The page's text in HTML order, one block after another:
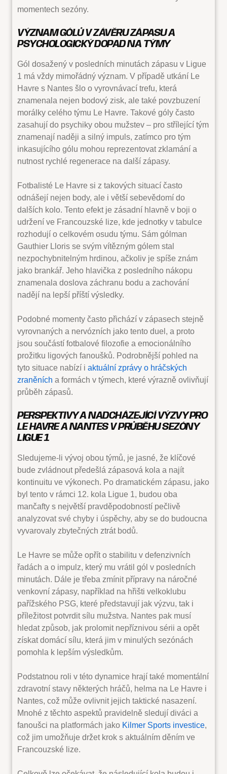
momentech sezóny.
VÝZNAM GÓLŮ V ZÁVĚRU ZÁPASU A
PSYCHOLOGICKÝ DOPAD NA TÝMY
Gól dosažený v posledních minutách zápasu v Ligue
1 má vždy mimořádný význam. V případě utkání Le
Havre s Nantes šlo o vyrovnávací trefu, která
znamenala nejen bodový zisk, ale také povzbuzení
morálky celého týmu Le Havre. Takové góly často
zasahují do psychiky obou mužstev – pro střílející tým
znamenají naději a silný impuls, zatímco pro tým
inkasujícího gólu mohou reprezentovat zklamání a
nutnost rychlé regenerace na další zápasy.
Fotbalisté Le Havre si z takových situací často
odnášejí nejen body, ale i větší sebevědomí do
dalších kolo. Tento efekt je zásadní hlavně v boji o
udržení ve Francouzské lize, kde jednotky v tabulce
rozhodují o celkovém osudu týmu. Sám gólman
Gauthier Lloris se svým vítězným gólem stal
nezpochybnitelným hrdinou, ačkoliv je spíše znám
jako brankář. Jeho hlavička z posledního nákopu
znamenala doslova záchranu bodu a zachování
nadějí na lepší příští výsledky.
Podobné momenty často přichází v zápasech stejně
vyrovnaných a nervózních jako tento duel, a proto
jsou součástí fotbalové filozofie a emocionálního
prožitku ligových fanoušků. Podrobnější pohled na
tyto situace nabízí i aktuální zprávy o hráčských
zraněních a formách v týmech, které výrazně ovlivňují
průběh zápasů.
PERSPEKTIVY A NADCHÁZEJÍCÍ VÝZVY PRO
LE HAVRE A NANTES V PRŮBĚHU SEZÓNY
LIGUE 1
Sledujeme-li vývoj obou týmů, je jasné, že klíčové
bude zvládnout předešlá zápasová kola a najít
kontinuitu ve výkonech. Po dramatickém zápasu, jako
byl tento v rámci 12. kola Ligue 1, budou oba
mančafty s největší pravděpodobností pečlivě
analyzovat své chyby i úspěchy, aby se do budoucna
vyvarovaly zbytečných ztrát bodů.
Le Havre se může opřít o stabilitu v defenzivních
řadách a o impulz, který mu vrátil gól v posledních
minutách. Dále je třeba zmínit přípravy na náročné
venkovní zápasy, například na hřišti velkoklubu
pařížského PSG, které představují jak výzvu, tak i
příležitost potvrdit sílu mužstva. Nantes pak musí
hledat způsob, jak prolomit nepříznivou sérii a opět
získat domácí sílu, která jim v minulých sezónách
pomohla k lepším výsledkům.
Podstatnou roli v této dynamice hrají také momentální
zdravotní stavy některých hráčů, helma na Le Havre i
Nantes, což může ovlivnit jejich taktické nasazení.
Mnohé z těchto aspektů pravidelně sledují diváci a
fanoušci na platformách jako Kilmer Sports investice,
což jim umožňuje držet krok s aktuálním děním ve
Francouzské lize.